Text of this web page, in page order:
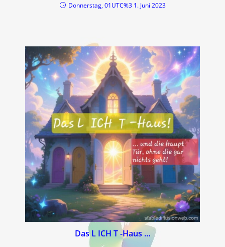
Donnerstag, 01UTC%3 1. Juni 2023
Das L ICH T -Haus …